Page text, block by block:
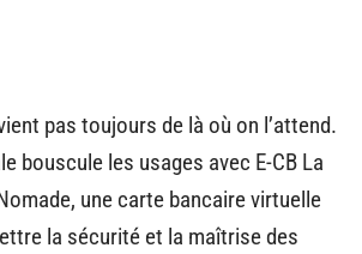
pas toujours de là où on l’attend.
bouscule les usages avec E-CB La
une carte bancaire virtuelle
la sécurité et la maîtrise des